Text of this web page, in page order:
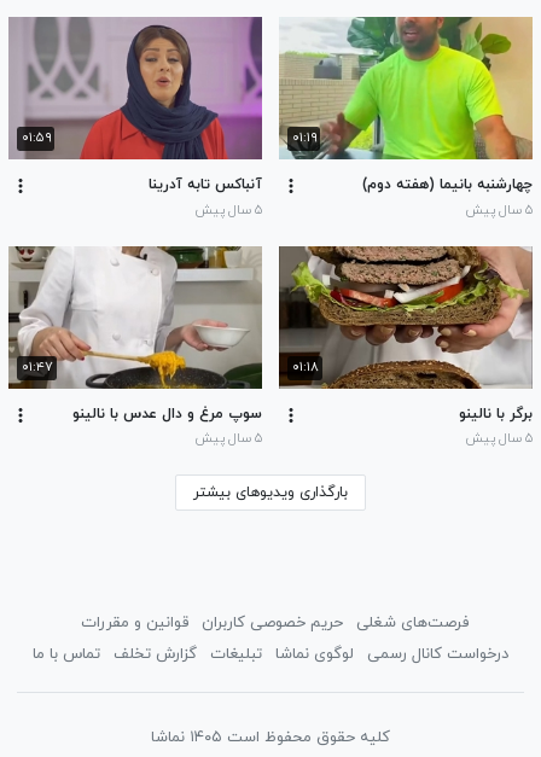
۰۱:۱۹
چهارشنبه بانیما (هفته دوم)
۵ سال پیش
۰۱:۵۹
آنباکس تابه آدرینا
۵ سال پیش
۰۱:۱۸
برگر با نالینو
۵ سال پیش
۰۱:۴۷
سوپ مرغ و دال عدس با نالینو
۵ سال پیش
بارگذاری ویدیوهای بیشتر
کلیه حقوق محفوظ است ۱۴۰۵ نماشا
فرصت‌های شغلی حریم خصوصی کاربران
قوانین و مقررات
درخواست کانال رسمی
لوگوی نماشا تبلیغات گزارش تخلف تماس با ما